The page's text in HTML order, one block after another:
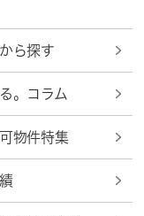
ら探す
。コラム
物件特集